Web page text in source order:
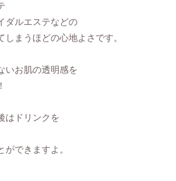
ダルエステなどの
まうほどの心地よさです。
いお肌の透明感を
はドリンクを
できますよ。